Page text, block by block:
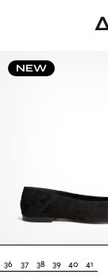
NEW
36 37 38 39 40 41